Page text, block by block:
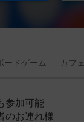
ードゲーム カフ
参加可能
のお連れ様